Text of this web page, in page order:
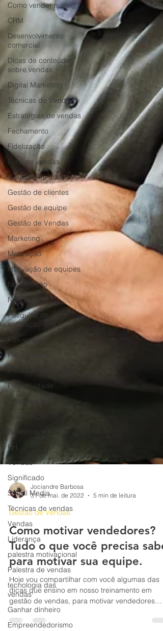
Como vender mais
CRM
Desenvolvimento
comercial
Dicas de conteúdos
sobre vendas
Digital Marketing
Técnicas de Vendas
Estratégias de vendas
Fechamento
Fidelização
Funil de vendas
Geração de leads
Gestão de clientes
Gestão de equipe
Gestão de Vendas
Marketing
Motivação
Motivação de equipes
Negociação
Negócios
Pesquisa de
satisfação
Pós-venda
Pré-vendas
Processo comercial
Produtividade
Relatórios e KPIs
RH
Vendas
Significado
Social Media
Técnicas de vendas
Vendas
Liderança
palestra motivacional
Palestra de vendas
tecnologia das
vendas
Ganhar dinheiro
Empreendedorismo
Jociandre Barbosa
31 de mai. de 2022
Gestão de Vendas
Como motivar vendedores?
Tudo o que você precisa
para motivar sua equipe.
Hoje vou compartilhar com você algumas das
dicas que ensino em nosso treinamento em
gestão de vendas, para motivar vendedores